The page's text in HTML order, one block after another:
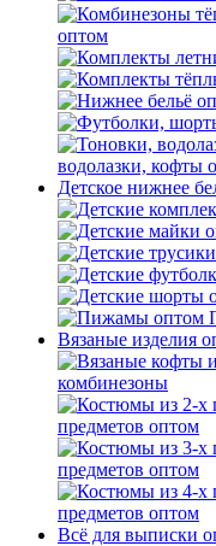
оптом
водолазки, кофты
Детское нижнее
Вязаные изделия
комбинезоны
предметов оптом
предметов оптом
предметов оптом
Всё для выписки